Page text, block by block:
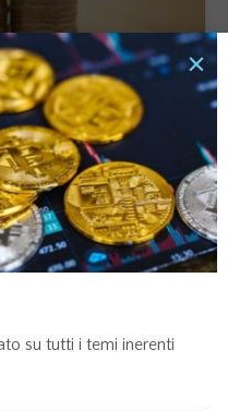
quali sono le
valutare?
»
su tutti i temi inerenti